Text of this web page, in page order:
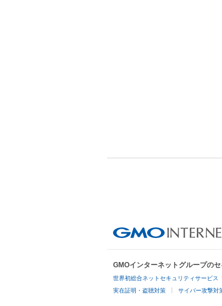
GMOインターネットグループの
世界初総合ネットセキュリティサービス
実在証明・盗聴対策 サイバー攻撃対